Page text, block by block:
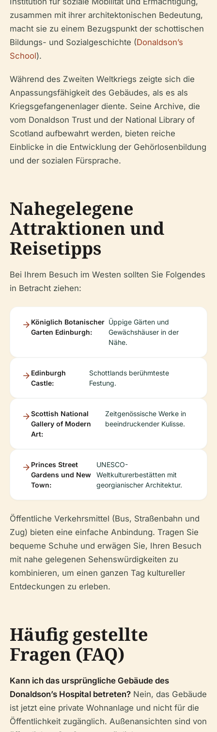
zusammen mit ihrer architektonischen Bedeutung,
macht sie zu einem Bezugspunkt der schottischen
Bildungs- und Sozialgeschichte (Donaldson’s
School).
Während des Zweiten Weltkriegs zeigte sich die
Anpassungsfähigkeit des Gebäudes, als es als
Kriegsgefangenenlager diente. Seine Archive, die
vom Donaldson Trust und der National Library of
Scotland aufbewahrt werden, bieten reiche
Einblicke in die Entwicklung der Gehörlosenbildung
und der sozialen Fürsprache.
Nahegelegene
Attraktionen und
Reisetipps
Bei Ihrem Besuch im Westen sollten Sie Folgendes
in Betracht ziehen:
Königlich Botanischer
Garten Edinburgh:
Üppige Gärten und
Gewächshäuser in der
Nähe.
Edinburgh
Castle:
Schottlands berühmteste
Festung.
Scottish National
Gallery of Modern
Art:
Zeitgenössische Werke in
beeindruckender Kulisse.
Princes Street
Gardens und New
Town:
UNESCO-
Weltkulturerbestätten mit
georgianischer Architektur.
Öffentliche Verkehrsmittel (Bus, Straßenbahn und
Zug) bieten eine einfache Anbindung. Tragen Sie
bequeme Schuhe und erwägen Sie, Ihren Besuch
mit nahe gelegenen Sehenswürdigkeiten zu
kombinieren, um einen ganzen Tag kultureller
Entdeckungen zu erleben.
Häufig gestellte
Fragen (FAQ)
Kann ich das ursprüngliche Gebäude des
Donaldson’s Hospital betreten? Nein, das Gebäude
ist jetzt eine private Wohnanlage und nicht für die
Öffentlichkeit zugänglich. Außenansichten sind von